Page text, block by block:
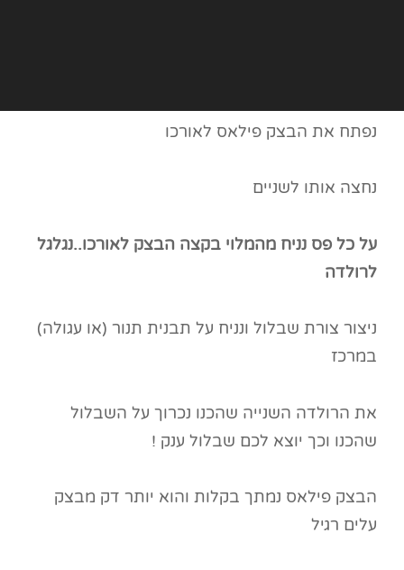
נפתח את הבצק פילאס לאורכו
נחצה אותו לשניים
על כל פס נניח מהמלוי בקצה הבצק לאורכו..נגלגל
לרולדה
ניצור צורת שבלול ונניח על תבנית תנור (או עגולה)
במרכז
את הרולדה השנייה שהכנו נכרוך על השבלול
שהכנו וכך יוצא לכם שבלול ענק !
הבצק פילאס נמתך בקלות והוא יותר דק מבצק
עלים רגיל